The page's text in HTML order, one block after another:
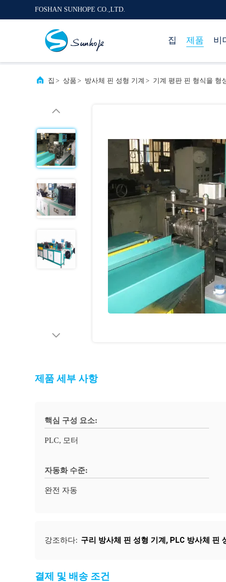
FOSHAN SUNHOPE CO.,LTD.
집 제품 비
집 > 상품 > 방사체 핀 성형 기계 > 기계 평판 핀 형식을 형
제품 세부 사항
핵심 구성 요소:
PLC, 모터
자동화 수준:
완전 자동
강조하다: 구리 방사체 핀 성형 기계, PLC 방사체 핀
결제 및 배송 조건